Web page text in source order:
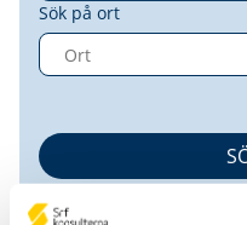
Sök på ort